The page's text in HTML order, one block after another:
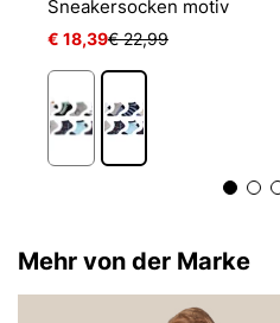
Sneakersocken motiv
€ 18,39€ 22,99
Mehr von der Marke